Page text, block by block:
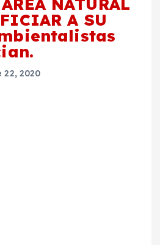
A SU
22, 2020